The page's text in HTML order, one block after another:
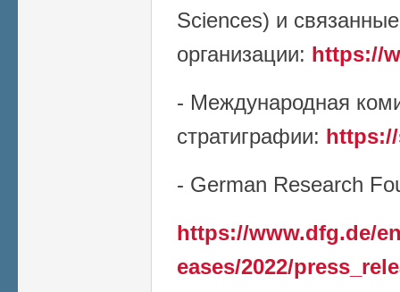
Sciences) и
организации: https://
- Международная
стратиграфии:
- German Research
https://www.dfg.de/
eases/2022/